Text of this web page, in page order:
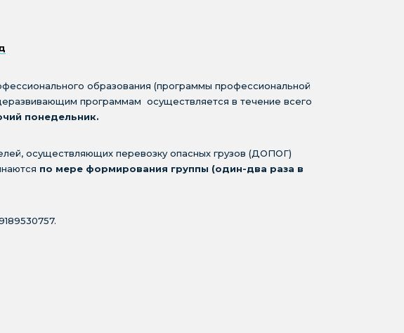
образования (программы профессиональной
программам осуществляется в течение всего
понедельник.
осуществляющих перевозку опасных грузов (ДОПОГ)
по мере формирования группы (один-два раза в